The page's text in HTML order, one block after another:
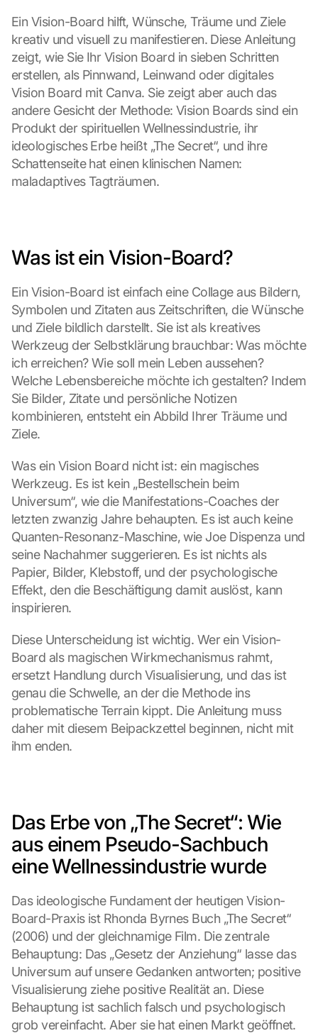
Ein Vision-Board hilft, Wünsche, Träume und Ziele
kreativ und visuell zu manifestieren. Diese Anleitung
zeigt, wie Sie Ihr Vision Board in sieben Schritten
erstellen, als Pinnwand, Leinwand oder digitales
Vision Board mit Canva. Sie zeigt aber auch das
andere Gesicht der Methode: Vision Boards sind ein
Produkt der spirituellen Wellnessindustrie, ihr
ideologisches Erbe heißt „The Secret“, und ihre
Schattenseite hat einen klinischen Namen:
maladaptives Tagträumen.
Was ist ein Vision-Board?
Ein Vision-Board ist einfach eine Collage aus Bildern,
Symbolen und Zitaten aus Zeitschriften, die Wünsche
und Ziele bildlich darstellt. Sie ist als kreatives
Werkzeug der Selbstklärung brauchbar: Was möchte
ich erreichen? Wie soll mein Leben aussehen?
Welche Lebensbereiche möchte ich gestalten? Indem
Sie Bilder, Zitate und persönliche Notizen
kombinieren, entsteht ein Abbild Ihrer Träume und
Ziele.
Was ein Vision Board nicht ist: ein magisches
Werkzeug. Es ist kein „Bestellschein beim
Universum“, wie die Manifestations-Coaches der
letzten zwanzig Jahre behaupten. Es ist auch keine
Quanten-Resonanz-Maschine, wie Joe Dispenza und
seine Nachahmer suggerieren. Es ist nichts als
Papier, Bilder, Klebstoff, und der psychologische
Effekt, den die Beschäftigung damit auslöst, kann
inspirieren.
Diese Unterscheidung ist wichtig. Wer ein Vision-
Board als magischen Wirkmechanismus rahmt,
ersetzt Handlung durch Visualisierung, und das ist
genau die Schwelle, an der die Methode ins
problematische Terrain kippt. Die Anleitung muss
daher mit diesem Beipackzettel beginnen, nicht mit
ihm enden.
Das Erbe von „The Secret“: Wie
aus einem Pseudo-Sachbuch
eine Wellnessindustrie wurde
Das ideologische Fundament der heutigen Vision-
Board-Praxis ist Rhonda Byrnes Buch „The Secret“
(2006) und der gleichnamige Film. Die zentrale
Behauptung: Das „Gesetz der Anziehung“ lasse das
Universum auf unsere Gedanken antworten; positive
Visualisierung ziehe positive Realität an. Diese
Behauptung ist sachlich falsch und psychologisch
grob vereinfacht. Aber sie hat einen Markt geöffnet.